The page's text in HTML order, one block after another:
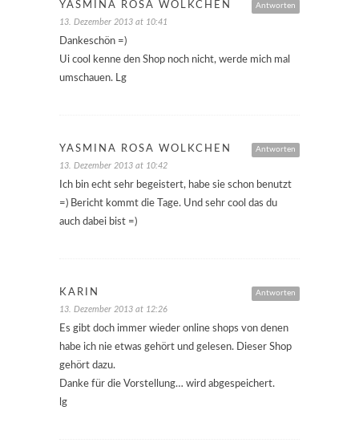
Antworten
YASMINA ROSA WÖLKCHEN
13. Dezember 2013 at 10:41
Dankeschön =)
Ui cool kenne den Shop noch nicht, werde mich mal
umschauen. Lg
Antworten
YASMINA ROSA WÖLKCHEN
13. Dezember 2013 at 10:42
Ich bin echt sehr begeistert, habe sie schon benutzt
=) Bericht kommt die Tage. Und sehr cool das du
auch dabei bist =)
Antworten
KARIN
13. Dezember 2013 at 12:26
Es gibt doch immer wieder online shops von denen
habe ich nie etwas gehört und gelesen. Dieser Shop
gehört dazu.
Danke für die Vorstellung… wird abgespeichert.
lg